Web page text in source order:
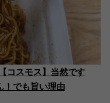
コスモス】当然です
！でも旨い理由